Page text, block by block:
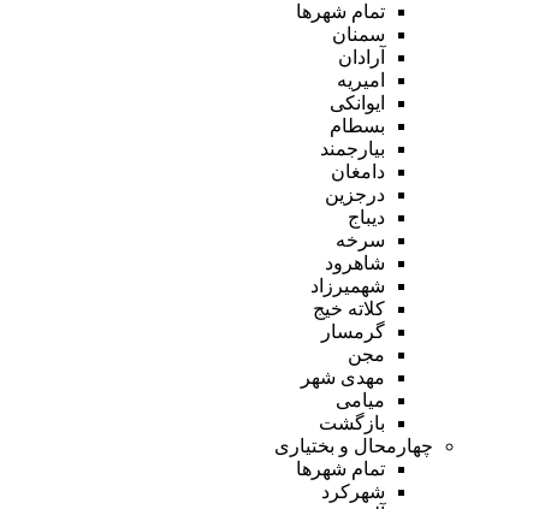
تمام شهر‌ها
سمنان
آرادان
امیریه
ایوانکی
بسطام
بیارجمند
دامغان
درجزین
دیباج
سرخه
شاهرود
شهمیرزاد
کلاته خیج
گرمسار
مجن
مهدی شهر
میامی
بازگشت
چهارمحال و بختیاری
تمام شهر‌ها
شهرکرد